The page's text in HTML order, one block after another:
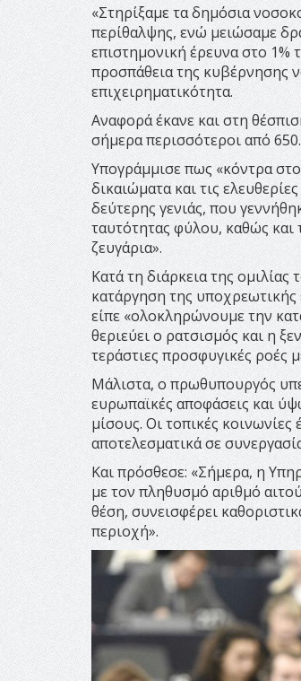
«Στηρίξαμε τα δημόσια
περίθαλψης, ενώ μειώσαμε
επιστημονική έρευνα στο
προσπάθεια της κυβέρνησης
επιχειρηματικότητα.
Αναφορά έκανε και στη
σήμερα περισσότεροι από
Υπογράμμισε πως «κόντρα
δικαιώματα και τις
δεύτερης γενιάς, που
ταυτότητας φύλου, καθώς
ζευγάρια».
Κατά τη διάρκεια της
κατάργηση της
είπε «ολοκληρώνουμε την
θεριεύει ο ρατσισμός και η
τεράστιες προσφυγικές ροές
Μάλιστα, ο πρωθυπουργός
ευρωπαϊκές αποφάσεις και
μίσους. Οι τοπικές
αποτελεσματικά σε
Και πρόσθεσε: «Σήμερα, η
με τον πληθυσμό αριθμό
θέση, συνεισφέρει
περιοχή».